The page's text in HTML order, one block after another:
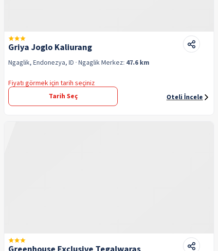
Griya Joglo Kaliurang
Ngaglik, Endonezya, ID · NgaglikMerkez: 47.6 km
Fiyatı görmek için tarih seçiniz
Tarih Seç
Oteli İncele